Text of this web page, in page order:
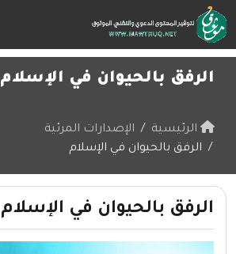
الرفق بالحيوان في الإسلام
الرئيسية
الإصدارات المرئية
الرفق بالحيوان في الإسلام
الرفق بالحيوان في الإسلام